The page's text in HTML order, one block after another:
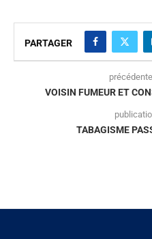
PARTAGER
VOISIN FUMEUR ET
TABAGISME